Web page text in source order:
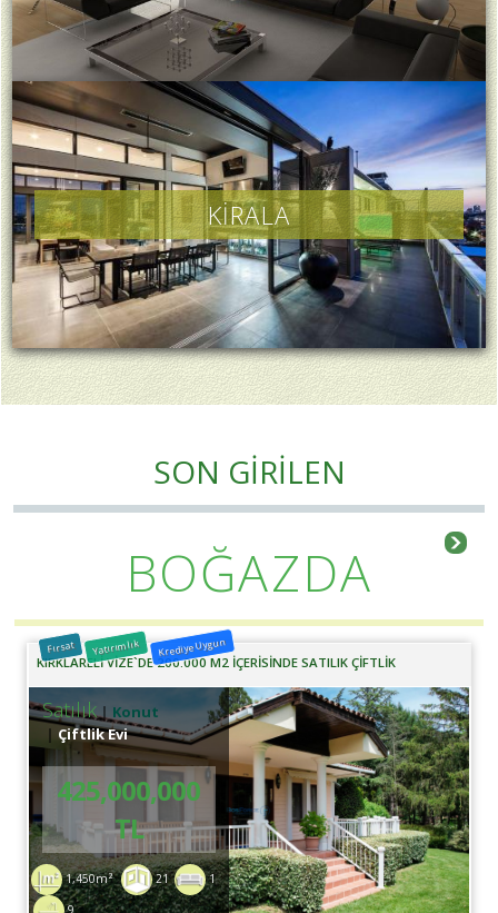
KİRALA
SON GİRİLEN
BOĞAZDA
Fırsat Yatırımlık Krediye Uygun
KIRKLARELİ VİZE`DE 200.000 M2 İÇERİSİNDE SATILIK ÇİFTLİK
Satılık
Konut
Çiftlik Evi
425,000,000
TL
1,450m² 21
1
9